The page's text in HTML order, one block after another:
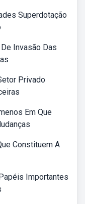
Superdotação
Invasão Das
Privado
Em Que
Constituem A
Importantes